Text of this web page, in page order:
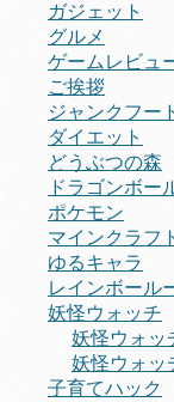
ガジェット
グルメ
ゲームレビュ
ご挨拶
ジャンクフー
ダイエット
どうぶつの森
ドラゴンボー
ポケモン
マインクラフ
ゆるキャラ
レインボール
妖怪ウォッチ
妖怪ウォッ
妖怪ウォッ
子育てハック